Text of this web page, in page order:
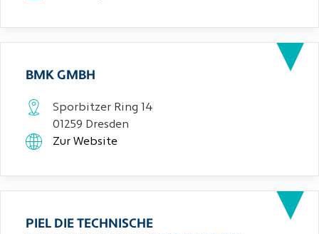
BMK GMBH
Sporbitzer Ring 14
01259 Dresden
Zur Website
PIEL DIE TECHNISCHE